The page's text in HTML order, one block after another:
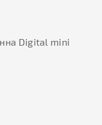
Digital mini